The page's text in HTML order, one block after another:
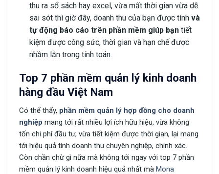
thu ra sổ sách hay excel, vừa mất thời gian vừa dễ
sai sót thì giờ đây, doanh thu của bạn được tính và
tự động báo cáo trên phần mềm giúp bạntiết
kiệm được công sức, thời gian và hạn chế được
nhầm lẫn trong tính toán.
Top 7 phần mềm quản lý kinh doanh
hàng đầu Việt Nam
Có thể thấy, phần mềm quản lý hợp đồng cho doanh
nghiệp mang tới rất nhiều lợi ích hữu hiệu, vừa không
tốn chi phí đầu tư, vừa tiết kiệm được thời gian, lại mang
tới hiệu quả tính doanh thu chuyên nghiệp, chính xác.
Còn chần chừ gì nữa mà không tới ngay với top 7 phần
mềm quản lý kinh doanh hiệu quả nhất mà Mona